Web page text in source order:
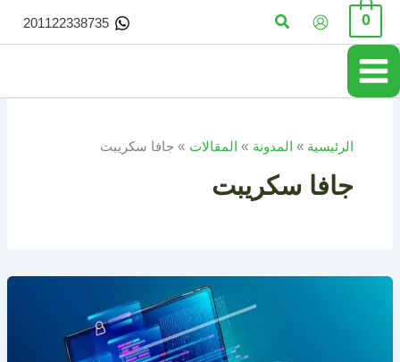
تخطي
المحتوى
0 البحث 201122338735
الرئيسية المدونة المقالات جافا سكريبت
جافا سكريبت